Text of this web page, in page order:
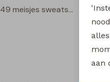
3310404 W20049 meisjes sweatshirt Taupe
aan